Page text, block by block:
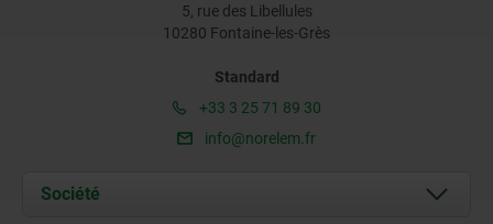
5, rue des Libellules
10280 Fontaine-les-Grès
Standard
+33 3 25 71 89 30
info@norelem.fr
Société